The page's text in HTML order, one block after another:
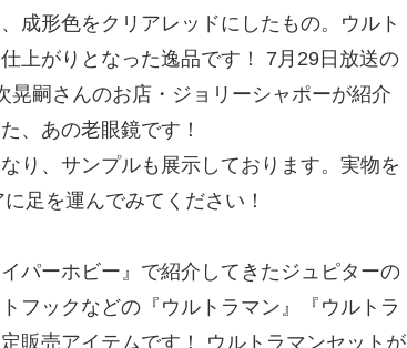
成形色をクリアレッドにしたもの。ウルト
上がりとなった逸品です！ 7月29日放送の
晃嗣さんのお店・ジョリーシャポーが紹介
、あの老眼鏡です！
り、サンプルも展示しております。実物を
足を運んでみてください！
パーホビー』で紹介してきたジュピターの
フックなどの『ウルトラマン』『ウルトラ
販売アイテムです！ ウルトラマンセットが